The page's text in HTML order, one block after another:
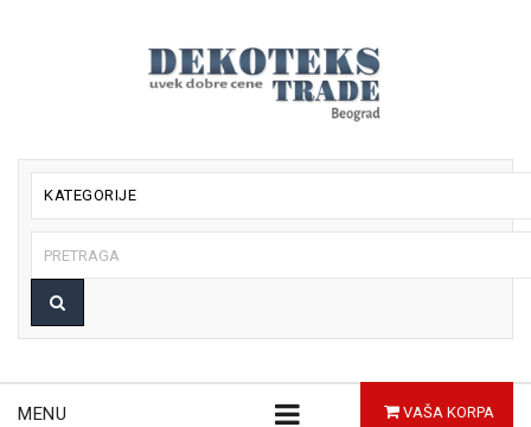
KATEGORIJE
VAŠA KORPA
MENU